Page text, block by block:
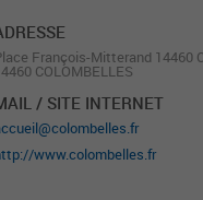
François-Mitterand 14460
COLOMBELLES
/ SITE INTERNET
www.colombelles.fr